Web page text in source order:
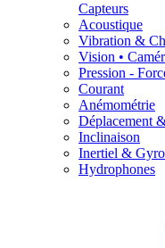
Capteurs
Acoustique
Vibration &
Vision •
Pression -
Courant
Anémométrie
Déplacement
Inclinaison
Inertiel &
Hydrophones